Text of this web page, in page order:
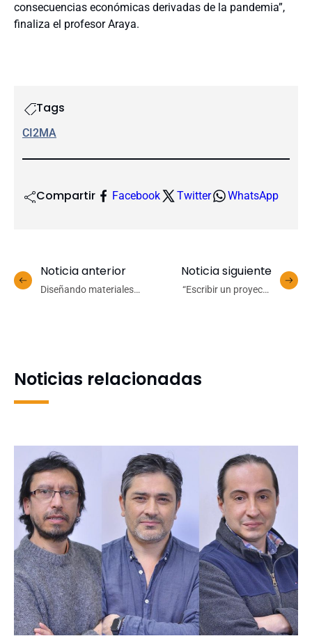
consecuencias económicas derivadas de la pandemia”,
finaliza el profesor Araya.
Tags
CI2MA
Compartir Facebook Twitter WhatsApp
Noticia anterior
Diseñando materiales
Noticia siguiente
“Escribir un proyecto
Noticias relacionadas